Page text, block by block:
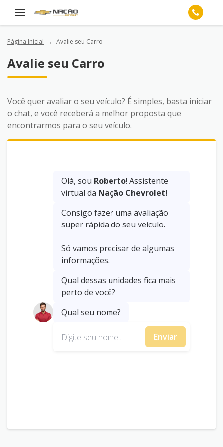
Página Inicial Avalie seu Carro
Avalie seu Carro
Você quer avaliar o seu veículo? É simples, basta iniciar
o chat, e você receberá a melhor proposta que
encontrarmos para o seu veículo.